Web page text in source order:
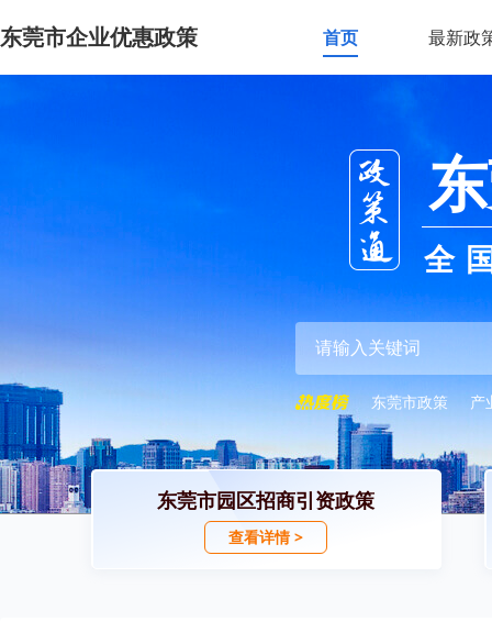
东莞市企业优惠政策 首页 最新政
全
东莞市政策 产
东莞市园区招商引资政策
查看详情 >